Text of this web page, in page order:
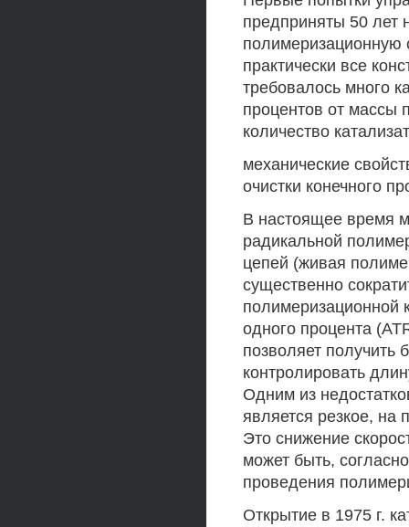
предприняты 50 лет
полимеризационную
практически все
требовалось много
процентов от массы
количество
механические
очистки конечного
В настоящее время
радикальной
цепей (живая
существенно
полимеризационной
одного процента
позволяет
контролировать
Одним из
является резкое, на
Это снижение
может быть,
проведения
Открытие в 1975 г.